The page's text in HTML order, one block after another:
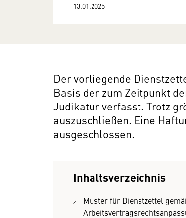
13.01.2025
Der vorliegende
Basis der zum Zeitpunkt
Judikatur verfasst. Trotz
auszuschließen. Eine
ausgeschlossen.
Inhaltsverzeichnis
Muster für Dienstzettel